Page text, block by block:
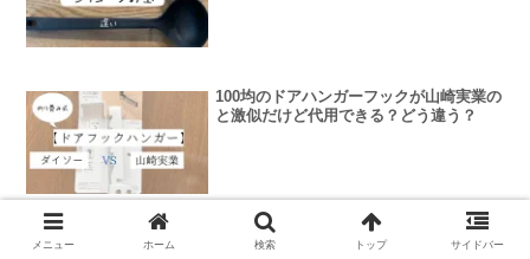
100均のドアハンガーフックが山崎実業の
と激似だけど代用できる？どう違う？
メニュー ホーム 検索 トップ サイドバー